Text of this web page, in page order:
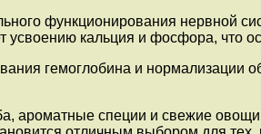
функционирования нервной
усвоению кальция и фосфора, что
гемоглобина и нормализации
ароматные специи и свежие